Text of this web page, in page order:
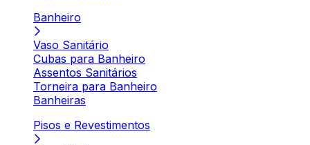
Banheiro
Vaso Sanitário
Cubas para Banheiro
Assentos Sanitários
Torneira para Banheiro
Banheiras
Pisos e Revestimentos